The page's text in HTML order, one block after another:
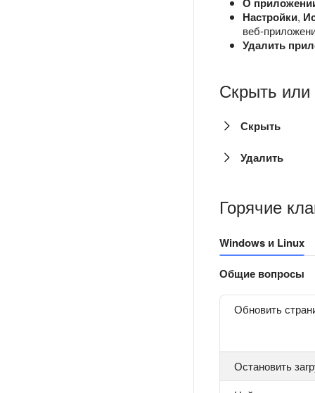
Настройки,
веб-
Удалить
Скрыть или
Скрыть
Удалить
Горячие
Windows и Linux
Общие вопросы
Обновить
Остановить